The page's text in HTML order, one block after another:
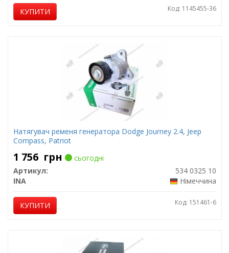
КУПИТИ Код: 1145455-36
Натягувач ременя генератора Dodge Journey 2.4, Jeep
Compass, Patriot
1 756 грн
сьогодні
Артикул:
534 0325 10
INA
Німеччина
КУПИТИ Код: 151461-6